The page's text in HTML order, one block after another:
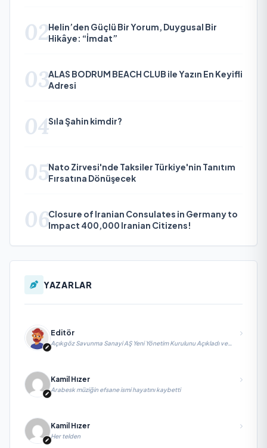
02Helin’den Güçlü Bir Yorum, Duygusal Bir
Hikâye: “İmdat”
03ALAS BODRUM BEACH CLUB ile Yazın En Keyifli
Adresi
04Sıla Şahin kimdir?
05Nato Zirvesi'nde Taksiler Türkiye'nin Tanıtım
Fırsatına Dönüşecek
06Closure of Iranian Consulates in Germany to
Impact 400,000 Iranian Citizens!
YAZARLAR
Editör
Açıkgöz Savunma Sanayi AŞ Yeni Yönetim Kurulunu Açıkladı ve
Kamil Hızer
Arabesk müziğin efsane ismi hayatını kaybetti
Kamil Hızer
Her telden